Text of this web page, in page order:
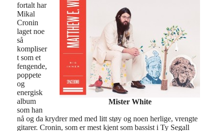
Mister White
fortalt har
Mikal
Cronin
laget noe
så
kompliser
t som et
fengende,
poppete
og
energisk
album
som han
nå og da krydrer med med litt støy og noen herlige, vrengte
gitarer. Cronin, som er mest kjent som bassist i Ty Segall